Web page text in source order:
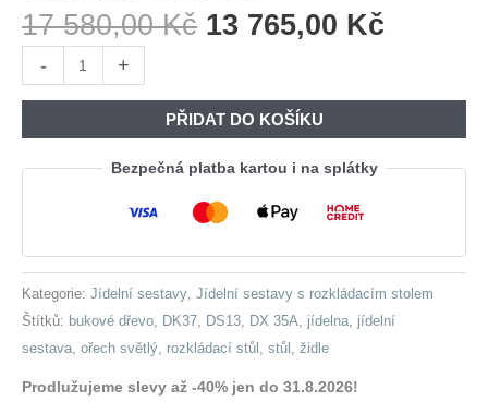
17 580,00Kč Původní
17
580,00 Kč.
13 765,00 Kč
765,00
-
DS13
ořech
laminát
(6
ks)
světlý
ořech
/
+
PŘIDAT DO KOŠÍKU
Bezpečná platba kartou i na splátky
Kategorie: Jídelní sestavy Jídelní sestavy s rozkládacím stolem
Štítků: bukové dřevo DK37 DS13 DX 35A jídelna
jídelní
sestava ořech světlý rozkládací stůl stůl židle
Prodlužujeme slevy až -40% jen do 31.8.2026!